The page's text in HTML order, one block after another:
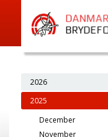
2026
2025
December
November